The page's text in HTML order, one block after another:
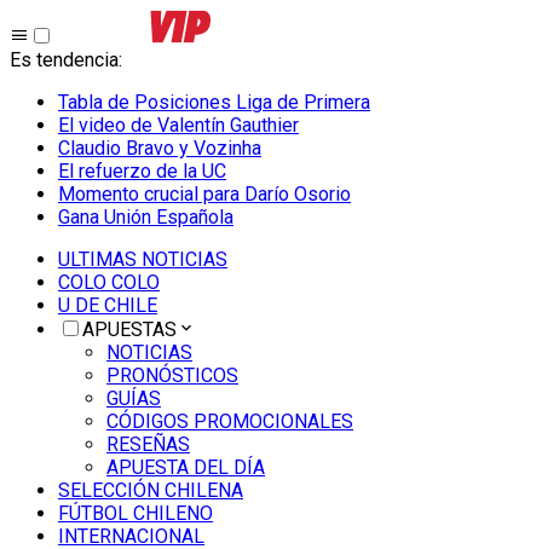
Es tendencia:
Tabla de Posiciones Liga de Primera
El video de Valentín Gauthier
Claudio Bravo y Vozinha
El refuerzo de la UC
Momento crucial para Darío Osorio
Gana Unión Española
ULTIMAS NOTICIAS
COLO COLO
U DE CHILE
APUESTAS
NOTICIAS
PRONÓSTICOS
GUÍAS
CÓDIGOS PROMOCIONALES
RESEÑAS
APUESTA DEL DÍA
SELECCIÓN CHILENA
FÚTBOL CHILENO
INTERNACIONAL